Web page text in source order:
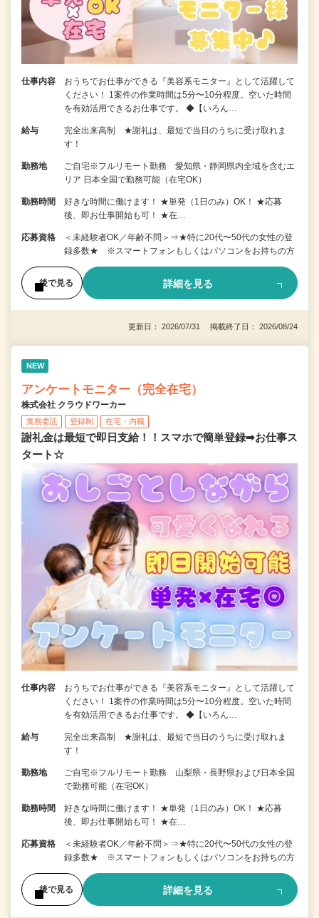
仕事内容
おうちでお仕事ができる『美容系モニター』として活躍して
ください！ 1案件の作業時間は5分〜10分程度。空いた時間
を有効活用できるお仕事です。 ◆【いろん…
給与
完全出来高制 ★謝礼は、最短で当日のうちに受け取れま
す！
勤務地
ご自宅※フルリモート勤務 愛知県・静岡県内全域を含むエ
リア 日本全国で勤務可能（在宅OK）
勤務時間
好きな時間に働けます！ ★単発（1日のみ）OK！ ★応募
後、即お仕事開始も可！ ★在…
応募資格
＜未経験者OK／年齢不問＞⇒★特に20代〜50代の女性の登
録多数★ ※スマートフォンもしくはパソコンをお持ちの方
後で見る 詳細を見る
更新日： 2026/07/31 掲載終了日： 2026/08/24
NEW
アンケートモニター（完全在宅）
株式会社 クラウドワーカー
業務委託 登録制 在宅・内職
謝礼金は最短で即日支給！！スマホで簡単登録➡お仕事ス
タート☆
仕事内容
おうちでお仕事ができる『美容系モニター』として活躍して
ください！ 1案件の作業時間は5分〜10分程度。空いた時間
を有効活用できるお仕事です。 ◆【いろん…
給与
完全出来高制 ★謝礼は、最短で当日のうちに受け取れま
す！
勤務地
ご自宅※フルリモート勤務 山梨県・長野県および日本全国
で勤務可能（在宅OK）
勤務時間
好きな時間に働けます！ ★単発（1日のみ）OK！ ★応募
後、即お仕事開始も可！ ★在…
応募資格
＜未経験者OK／年齢不問＞⇒★特に20代〜50代の女性の登
録多数★ ※スマートフォンもしくはパソコンをお持ちの方
後で見る 詳細を見る